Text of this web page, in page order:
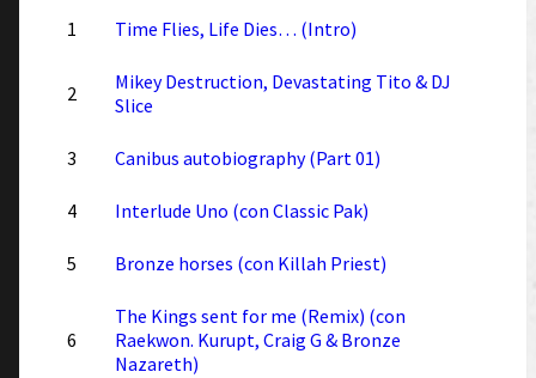
1 Time Flies, Life Dies… (Intro)
2
Mikey Destruction, Devastating Tito & DJ
Slice
3 Canibus autobiography (Part 01)
4 Interlude Uno (con Classic Pak)
5 Bronze horses (con Killah Priest)
6
The Kings sent for me (Remix) (con
Raekwon. Kurupt, Craig G & Bronze
Nazareth)